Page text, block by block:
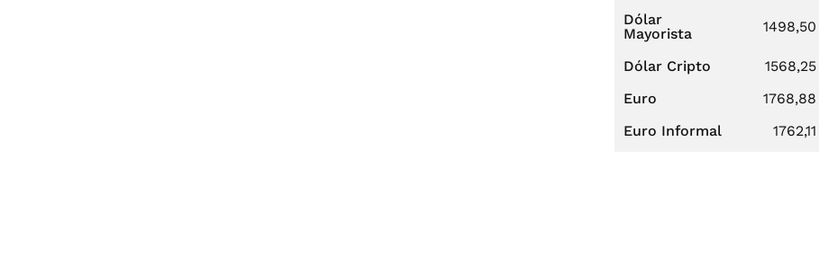
Dólar
Mayorista
1498,50
Dólar Cripto 1568,25
Euro
1768,88
Euro Informal
1762,11